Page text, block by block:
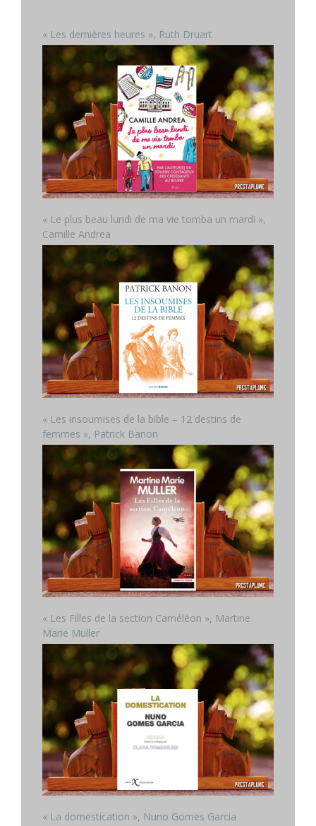
« Les dernières heures », Ruth Druart
« Le plus beau lundi de ma vie tomba un mardi »,
Camille Andrea
« Les insoumises de la bible – 12 destins de
femmes », Patrick Banon
« Les Filles de la section Caméléon », Martine
Marie Muller
« La domestication », Nuno Gomes Garcia